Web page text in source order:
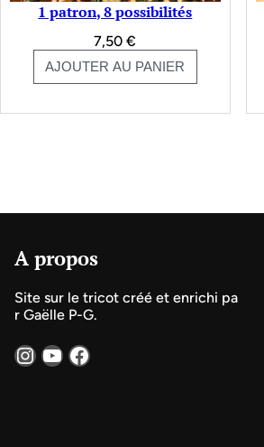
1 patron, 8 possibilités
7,50€
AJOUTER AU PANIER
A propos
Site sur le tricot créé et enrichi pa
r Gaëlle P-G.
Instagram YouTube Facebook